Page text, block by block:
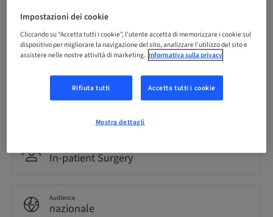
Lingua
Tedesco
Punti
In-patient Surgery
Audience
nazionale
Impostazioni dei cookie
Cliccando su “Accetta tutti i cookie”, l'utente accetta di memorizzare i cookie sul
dispositivo per migliorare la navigazione del sito, analizzare l'utilizzo del sito e
assistere nelle nostre attività di marketing. Informativa sulla privacy
Rifiuta tutti Accetta tutti i cookie
Mostra dettagli